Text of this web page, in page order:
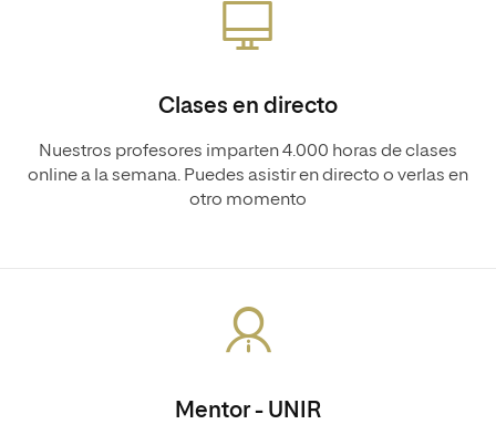
Clases en directo
Nuestros profesores imparten 4.000 horas de clases
online a la semana. Puedes asistir en directo o verlas en
otro momento
Mentor - UNIR